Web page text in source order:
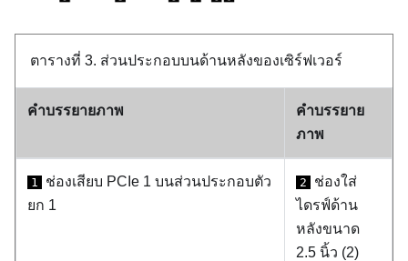
ตารางที่ 3. ส่วนประกอบบนด้านหลังของเซิร์ฟเวอร์
คำบรรยายภาพ
คำบรรยาย
ภาพ
1
ช่องเสียบ PCIe 1 บนส่วนประกอบตัว
ยก 1
2
ช่องใส่
ไดรฟ์ด้าน
หลังขนาด
2.5 นิ้ว (2)